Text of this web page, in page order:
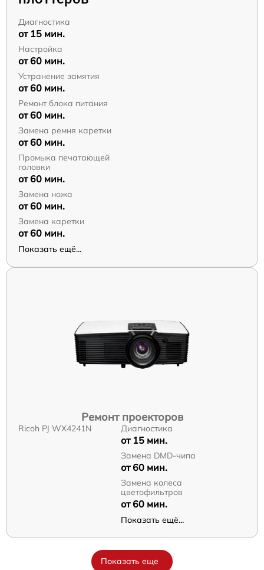
Диагностика
от 15 мин.
Настройка
от 60 мин.
Устранение замятия
от 60 мин.
Ремонт блока питания
от 60 мин.
Замена ремня каретки
от 60 мин.
Промыка печатающей
головки
от 60 мин.
Замена ножа
от 60 мин.
Замена каретки
от 60 мин.
Показать ещё...
Ремонт проекторов
Ricoh PJ WX4241N Диагностика
от 15 мин.
Замена DMD-чипа
от 60 мин.
Замена колеса
цветофильтров
от 60 мин.
Показать ещё...
Показать еще